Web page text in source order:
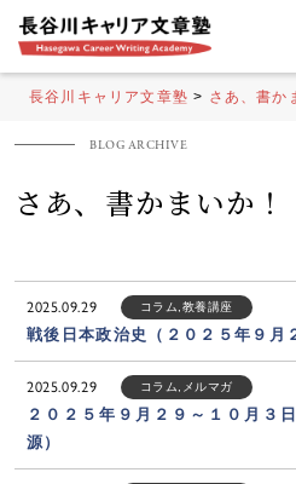
長谷川キャリア文章塾 > さあ、書か
さあ、書かまいか！
2025.09.29 コラム,教養講座
戦後日本政治史（２０２５年９月
2025.09.29 コラム, メルマガ
２０２５年９月２９～１０月３
源）